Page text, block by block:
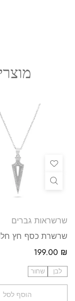
שרשראות גברים
שרשרת כסף חץ
199.00 ₪
לבן שחור
הוסף לסל